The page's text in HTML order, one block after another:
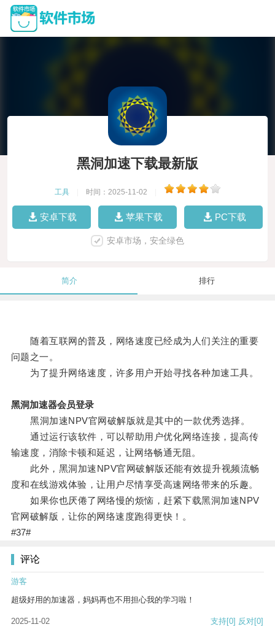
黑洞加速下载最新版
工具 时间：2025-11-02
安卓下载 苹果下载 PC下载
安卓市场，安全绿色
简介 排行
随着互联网的普及，网络速度已经成为人们关注的重要
问题之一。
为了提升网络速度，许多用户开始寻找各种加速工具。
黑洞加速器会员登录
黑洞加速NPV官网破解版就是其中的一款优秀选择。
通过运行该软件，可以帮助用户优化网络连接，提高传
输速度，消除卡顿和延迟，让网络畅通无阻。
此外，黑洞加速NPV官网破解版还能有效提升视频流畅
度和在线游戏体验，让用户尽情享受高速网络带来的乐趣。
如果你也厌倦了网络慢的烦恼，赶紧下载黑洞加速NPV
官网破解版，让你的网络速度跑得更快！。
#37#
评论
游客
超级好用的加速器，妈妈再也不用担心我的学习啦！
2025-11-02 支持[0] 反对[0]